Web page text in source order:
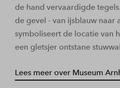
de hand vervaardigde
de gevel - van ijsblauw naar
symboliseert de locatie van
een gletsjer ontstane
Lees meer over Museum